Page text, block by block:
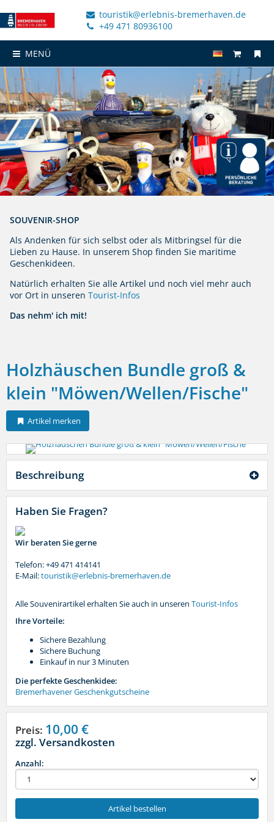
touristik@erlebnis-bremerhaven.de
+49 471 80936100
MENÜ
SOUVENIR-SHOP
Als Andenken für sich selbst oder als Mitbringsel für die
Lieben zu Hause. In unserem Shop finden Sie maritime
Geschenkideen.
Natürlich erhalten Sie alle Artikel und noch viel mehr auch
vor Ort in unseren Tourist-Infos
Das nehm' ich mit!
Holzhäuschen Bundle groß &
klein "Möwen/Wellen/Fische"
Artikel merken
Beschreibung
Haben Sie Fragen?
Wir beraten Sie gerne
Telefon: +49 471 414141
E-Mail:touristik@erlebnis-bremerhaven.de
Alle Souvenirartikel erhalten Sie auch in unseren Tourist-Infos
Ihre Vorteile:
Sichere Bezahlung
Sichere Buchung
Einkauf in nur 3 Minuten
Die perfekte Geschenkidee:
Bremerhavener Geschenkgutscheine
Preis: 10,00 €
zzgl. Versandkosten
Anzahl:
Artikel bestellen